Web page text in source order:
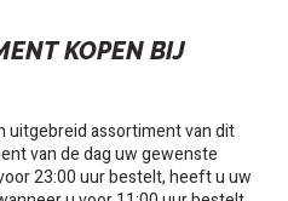
KOPEN BIJ
uitgebreid assortiment van dit
van de dag uw gewenste
23:00 uur bestelt, heeft u uw